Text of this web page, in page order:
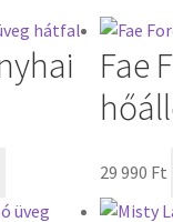
Fae
29 990 Ft